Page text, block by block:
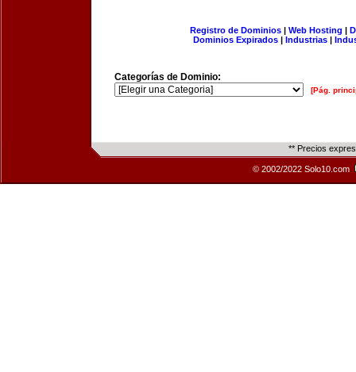
Registro de Dominios| Web Hosting |
Dominios Expirados | Industrias |
Categorías de Dominio:
[Pág.
** Precios
© 2002/2022 Solo10.com